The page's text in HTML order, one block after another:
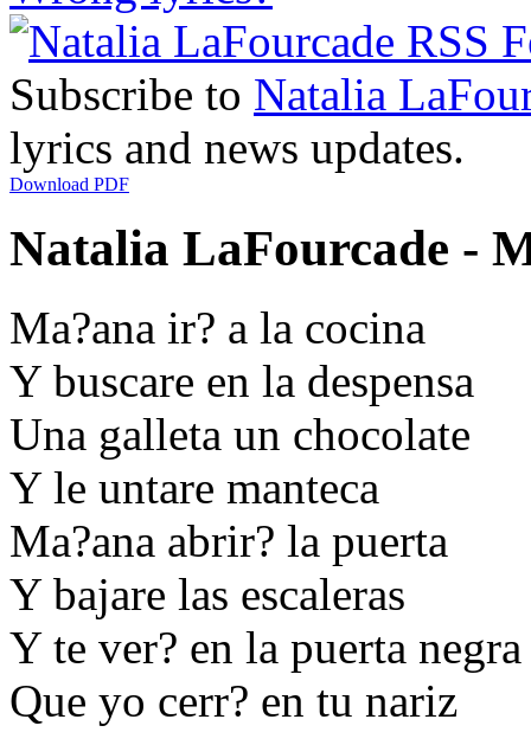
Subscribe to Natalia
lyrics and news updates.
Download PDF
Natalia LaFourcade -
Ma?ana ir? a la cocina
Y buscare en la despensa
Una galleta un chocolate
Y le untare manteca
Ma?ana abrir? la puerta
Y bajare las escaleras
Y te ver? en la puerta negra
Que yo cerr? en tu nariz